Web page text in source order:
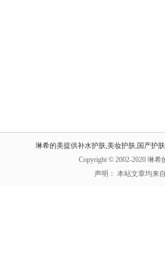
琳希的美提供补水护肤,美妆护肤,国产护
Copyright © 2002-2020 琳
声明： 本站文章均来